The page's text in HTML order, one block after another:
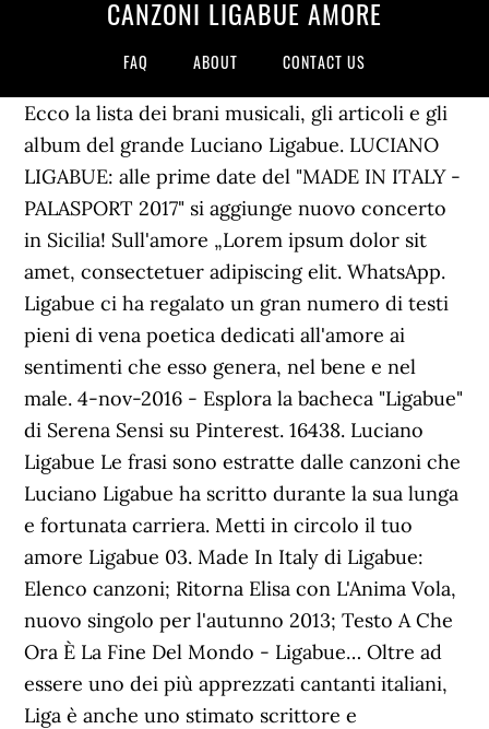
CANZONI LIGABUE AMORE
FAQ ABOUT CONTACT US
Ecco la lista dei brani musicali, gli articoli e gli
album del grande Luciano Ligabue. LUCIANO
LIGABUE: alle prime date del "MADE IN ITALY -
PALASPORT 2017" si aggiunge nuovo concerto
in Sicilia! Sull'amore „Lorem ipsum dolor sit
amet, consectetuer adipiscing elit. WhatsApp.
Ligabue ci ha regalato un gran numero di testi
pieni di vena poetica dedicati all'amore ai
sentimenti che esso genera, nel bene e nel
male. 4-nov-2016 - Esplora la bacheca "Ligabue"
di Serena Sensi su Pinterest. 16438. Luciano
Ligabue Le frasi sono estratte dalle canzoni che
Luciano Ligabue ha scritto durante la sua lunga
e fortunata carriera. Metti in circolo il tuo
amore Ligabue 03. Made In Italy di Ligabue:
Elenco canzoni; Ritorna Elisa con L'Anima Vola,
nuovo singolo per l'autunno 2013; Testo A Che
Ora È La Fine Del Mondo - Ligabue… Oltre ad
essere uno dei più apprezzati cantanti italiani,
Liga è anche uno stimato scrittore e